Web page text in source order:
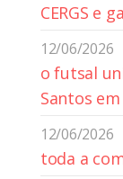
CERGS e
12/06/2026
o futsal
Santos
12/06/2026
toda a